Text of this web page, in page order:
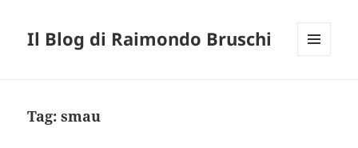
Il Blog di Raimondo Bruschi
Tag:smau